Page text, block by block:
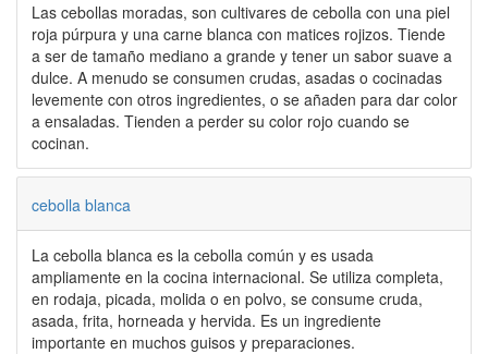
Las cebollas moradas, son cultivares de cebolla con una piel
roja púrpura y una carne blanca con matices rojizos. Tiende
a ser de tamaño mediano a grande y tener un sabor suave a
dulce. A menudo se consumen crudas, asadas o cocinadas
levemente con otros ingredientes, o se añaden para dar color
a ensaladas. Tienden a perder su color rojo cuando se
cocinan.
cebolla blanca
La cebolla blanca es la cebolla común y es usada
ampliamente en la cocina internacional. Se utiliza completa,
en rodaja, picada, molida o en polvo, se consume cruda,
asada, frita, horneada y hervida. Es un ingrediente
importante en muchos guisos y preparaciones.